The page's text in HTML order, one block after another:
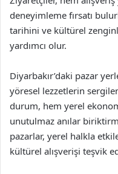
deneyimleme fırsatı
tarihini ve kültürel
yardımcı olur.
Diyarbakır’daki pazar
yöresel lezzetlerin
durum, hem yerel
unutulmaz anılar
pazarlar, yerel halkla
kültürel alışverişi teşvik